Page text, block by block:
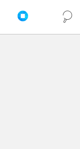
Twoje imię